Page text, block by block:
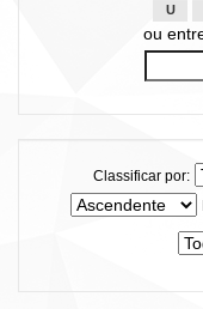
U
ou
Classificar por: